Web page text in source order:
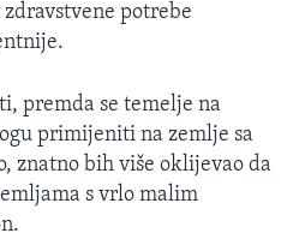
potrebe
premda se temelje na
primijeniti na zemlje sa
znatno bih više oklijevao da
s vrlo malim